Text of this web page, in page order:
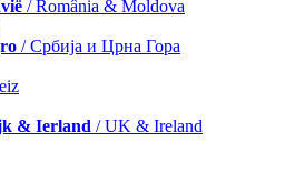
/ România & Moldova
/ Србија и Црна Гора
& Ierland / UK & Ireland